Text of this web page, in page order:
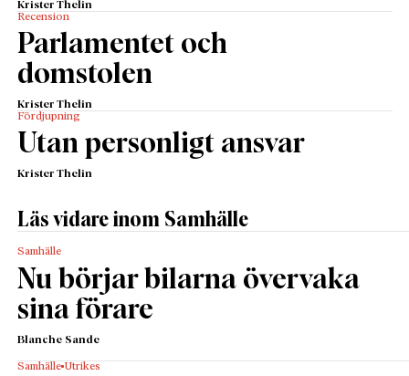
Krister Thelin
Recension
Parlamentet och
domstolen
Krister Thelin
Fördjupning
Utan personligt ansvar
Krister Thelin
Läs vidare inom Samhälle
Samhälle
Nu börjar bilarna övervaka
sina förare
Blanche Sande
Samhälle Utrikes